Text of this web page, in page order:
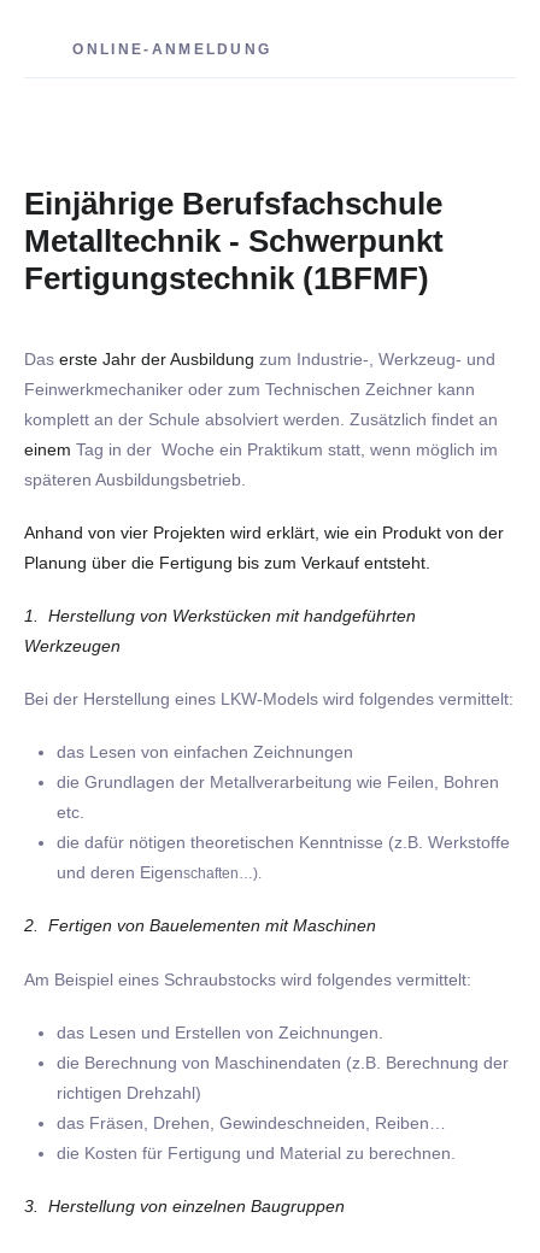
ONLINE-ANMELDUNG
Einjährige Berufsfachschule
Metalltechnik - Schwerpunkt
Fertigungstechnik (1BFMF)
Das erste Jahr der Ausbildung zum Industrie-, Werkzeug- und
Feinwerkmechaniker oder zum Technischen Zeichner kann
komplett an der Schule absolviert werden. Zusätzlich findet an
einem Tag in der Woche ein Praktikum statt, wenn möglich im
späteren Ausbildungsbetrieb.
Anhand von vier Projekten wird erklärt, wie ein Produkt von der
Planung über die Fertigung bis zum Verkauf entsteht.
1. Herstellung von Werkstücken mit handgeführten
Werkzeugen
Bei der Herstellung eines LKW-Models wird folgendes vermittelt:
das Lesen von einfachen Zeichnungen
die Grundlagen der Metallverarbeitung wie Feilen, Bohren
etc.
die dafür nötigen theoretischen Kenntnisse (z.B. Werkstoffe
und deren Eigenschaften…).
2. Fertigen von Bauelementen mit Maschinen
Am Beispiel eines Schraubstocks wird folgendes vermittelt:
das Lesen und Erstellen von Zeichnungen.
die Berechnung von Maschinendaten (z.B. Berechnung der
richtigen Drehzahl)
das Fräsen, Drehen, Gewindeschneiden, Reiben…
die Kosten für Fertigung und Material zu berechnen.
3. Herstellung von einzelnen Baugruppen